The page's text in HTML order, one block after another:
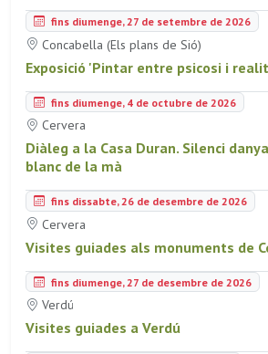
fins diumenge, 27 de setembre de 2026
Concabella (Els plans de Sió)
Exposició 'Pintar entre psicosi i
fins diumenge, 4 de octubre de 2026
Cervera
Diàleg a la Casa Duran. Silenci
blanc de la mà
fins dissabte, 26 de desembre de 2026
Cervera
Visites guiades als monuments de
fins diumenge, 27 de desembre de 2026
Verdú
Visites guiades a Verdú